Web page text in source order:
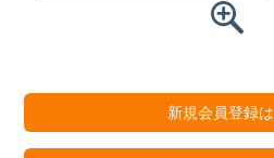
新規会員登録は